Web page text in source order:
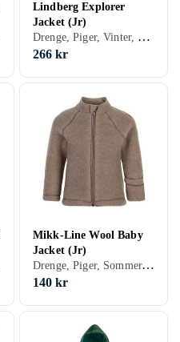
Lindberg Explorer
Jacket (Jr)
Drenge, Piger, Vinter, Sommer, Forår/efterår, Shelljakke, 170, 150, 152, 158, 160, 122, 128, 130, 140, 74, 80, 86, 90, 92, 98, 100, 110, 116, 120
266 kr
Mikk-Line Wool Baby
Jacket (Jr)
Drenge, Piger, Sommer, Fleecetrøjer, 128, 134, 146, 62, 68, 74, 80, 86, 92, 98, 104
140 kr